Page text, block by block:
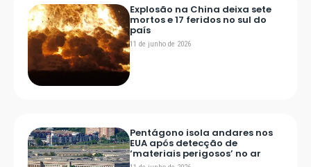
Explosão na China deixa sete
mortos e 17 feridos no sul do
país
11 de junho de 2026
Pentágono isola andares nos
EUA após detecção de
‘materiais perigosos’ no ar